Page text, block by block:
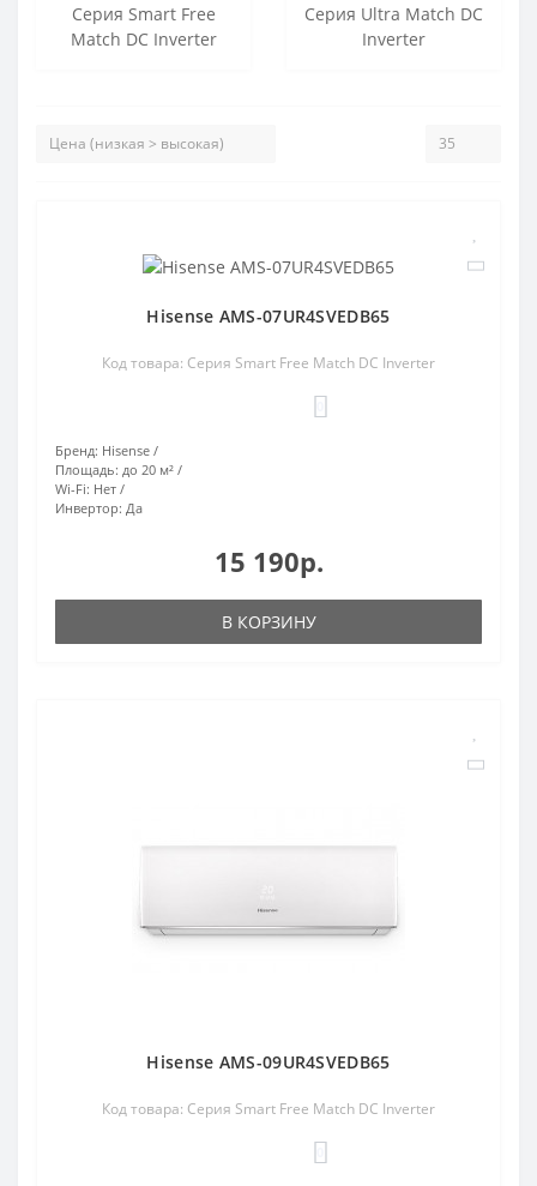
Серия Smart Free
Match DC Inverter
Серия Ultra Match DC
Inverter
Hisense AMS-07UR4SVEDB65
Код товара: Серия Smart Free Match DC Inverter
Бренд: Hisense
Площадь: до 20 м²
Wi-Fi: Нет
Инвертор: Да
15 190р.
В КОРЗИНУ
Hisense AMS-09UR4SVEDB65
Код товара: Серия Smart Free Match DC Inverter